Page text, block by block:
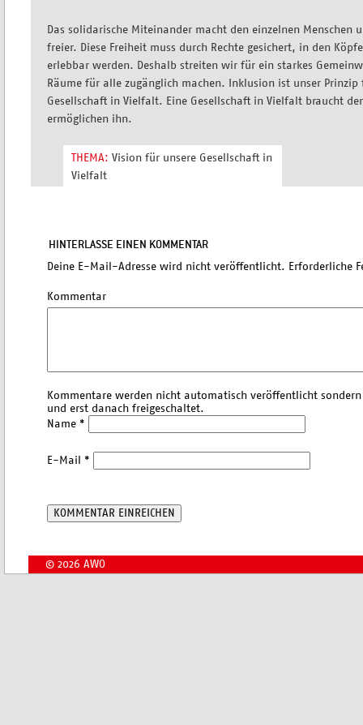
Das solidarische Miteinander macht den einzelnen Menschen
freier. Diese Freiheit muss durch Rechte gesichert, in den
erlebbar werden. Deshalb streiten wir für ein starkes
Räume für alle zugänglich machen. Inklusion ist unser
Gesellschaft in Vielfalt. Eine Gesellschaft in Vielfalt braucht
ermöglichen ihn.
THEMA: Vision für unsere Gesellschaft in
Vielfalt
HINTERLASSE EINEN KOMMENTAR
Deine E-Mail-Adresse wird nicht veröffentlicht. Erforderliche
Kommentar
Kommentare werden nicht automatisch veröffentlicht
und erst danach freigeschaltet.
Name *
E-Mail *
© 2026 AWO